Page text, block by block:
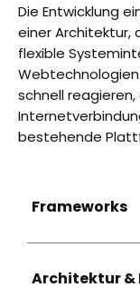
Die Entwicklung
einer Architektur,
flexible
schnell
bestehende
Frameworks
Architektur &